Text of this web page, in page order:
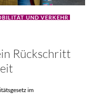
UND VERKEHR
Rückschritt
im